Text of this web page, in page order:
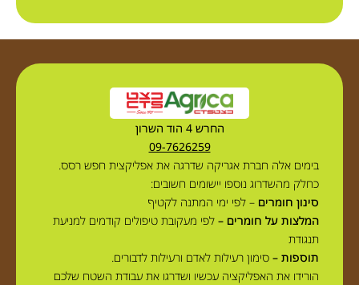
החרש 4 הוד השרון
09-7626259
בימים אלה חברת אגריקה שדרגה את אפליקצית חפש רסס.
כחלק מהשדרוג נוספו יישומים חשובים:
סינון חומרים – לפי ימי המתנה לקטיף
המלצות על חומרים – לפי מעקובת טיפולים קודמים למניעת
תנגודת
תוספות – סימון רעילות לאדם ורעילות לדבורים.
הורידו את האפליקציה עכשיו ושדרגו את עבודת השטח שלכם